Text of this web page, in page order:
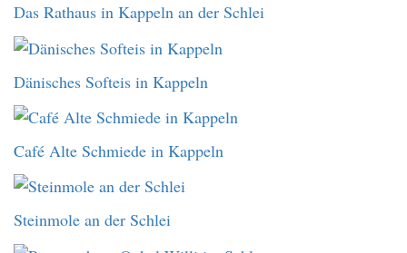
Das Rathaus in Kappeln an der Schlei
Dänisches Softeis in Kappeln
Café Alte Schmiede in Kappeln
Steinmole an der Schlei